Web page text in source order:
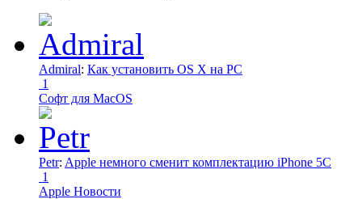
Admiral: Как установить OS X на PC
1
Софт для MacOS
Petr: Apple немного сменит комплектацию iPhone 5C
1
Apple Новости